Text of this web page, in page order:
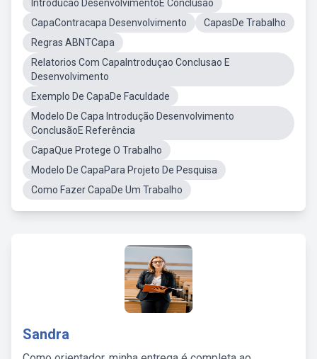
Introducao DesenvolvimentoE Conclusao
CapaContracapa Desenvolvimento
CapasDe Trabalho
Regras ABNTCapa
Relatorios Com CapaIntroduçao Conclusao E
Desenvolvimento
Exemplo De CapaDe Faculdade
Modelo De Capa Introdução Desenvolvimento
ConclusãoE Referência
CapaQue Protege O Trabalho
Modelo De CapaPara Projeto De Pesquisa
Como Fazer CapaDe Um Trabalho
Sandra